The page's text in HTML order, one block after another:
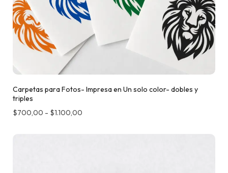
Carpetas para Fotos- Impresa en Un solo color- dobles y
triples
$700,00 - $1.100,00